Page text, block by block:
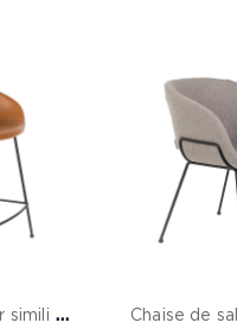
T
abouret de bar simili cuir marron design - Feston